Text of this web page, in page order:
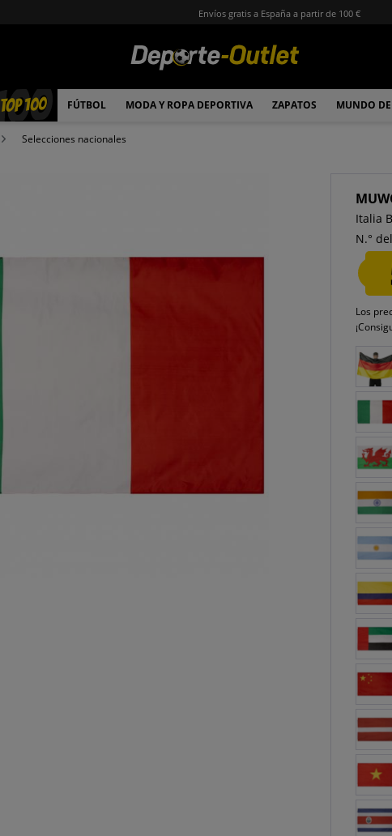
Envíos gratis a España a partir de 100 €
TOP 100 FÚTBOL MODA Y ROPA DEPORTIVA ZAPATOS MUNDO
Selecciones nacionales
Italia
N.°
Los